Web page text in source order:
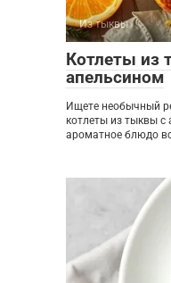
Из тыквы
Котлеты из
апельсином
Ищете необычный
котлеты из тыквы с
ароматное блюдо